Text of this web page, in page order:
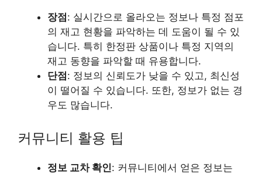
장점 : 실시간으로 올라오는 정보나 특정 점포
의 재고 현황을 파악하는 데 도움이 될 수 있
습니다. 특히 한정판 상품이나 특정 지역의
재고 동향을 파악할 때 유용합니다.
단점 : 정보의 신뢰도가 낮을 수 있고, 최신성
이 떨어질 수 있습니다. 또한, 정보가 없는 경
우도 많습니다.
커뮤니티 활용 팁
정보 교차 확인: 커뮤니티에서 얻은 정보는